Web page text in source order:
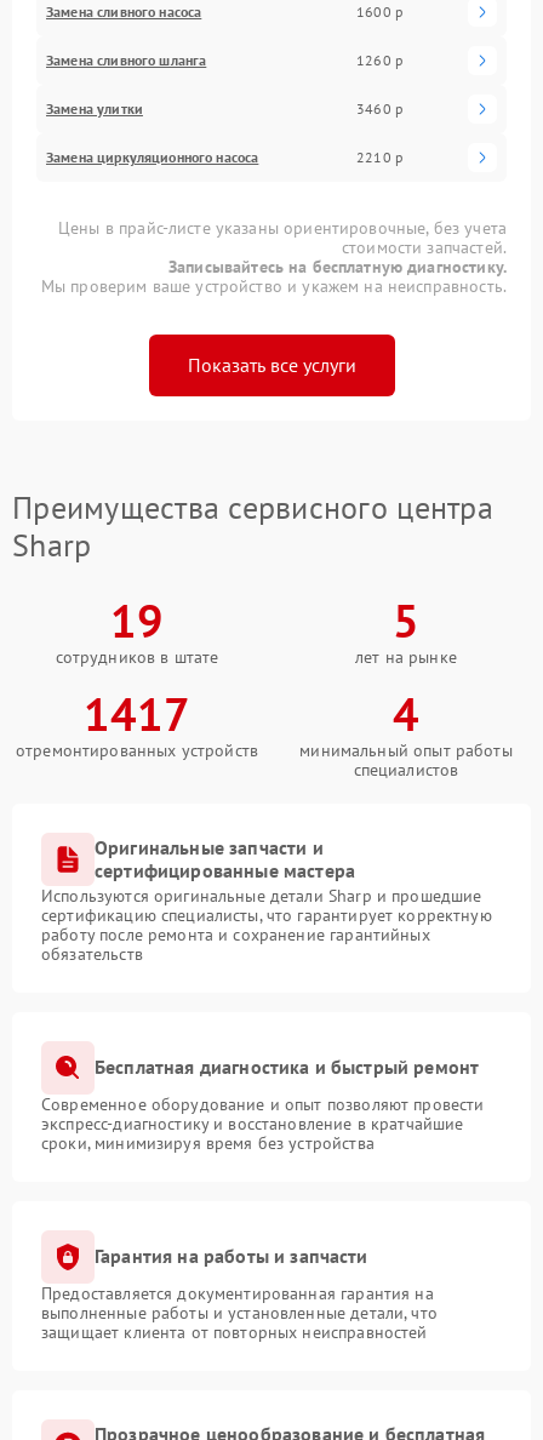
Замена сливного насоса 1600 р
Замена сливного шланга 1260 р
Замена улитки 3460 р
Замена циркуляционного насоса 2210 р
Цены в прайс-листе указаны ориентировочные, без учета
стоимости запчастей.
Записывайтесь на бесплатную диагностику.
Мы проверим ваше устройство и укажем на неисправность.
Показать все услуги
Преимущества сервисного центра
Sharp
19
сотрудников в штате
5
лет на рынке
1417
отремонтированных устройств
4
минимальный опыт работы
специалистов
Оригинальные запчасти и
сертифицированные мастера
Используются оригинальные детали Sharp и прошедшие
сертификацию специалисты, что гарантирует корректную
работу после ремонта и сохранение гарантийных
обязательств
Бесплатная диагностика и быстрый ремонт
Современное оборудование и опыт позволяют провести
экспресс-диагностику и восстановление в кратчайшие
сроки, минимизируя время без устройства
Гарантия на работы и запчасти
Предоставляется документированная гарантия на
выполненные работы и установленные детали, что
защищает клиента от повторных неисправностей
Прозрачное ценообразование и бесплатная